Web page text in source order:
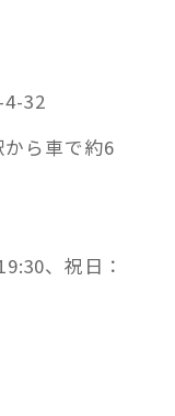
4-32
ら車で約6
、祝日：